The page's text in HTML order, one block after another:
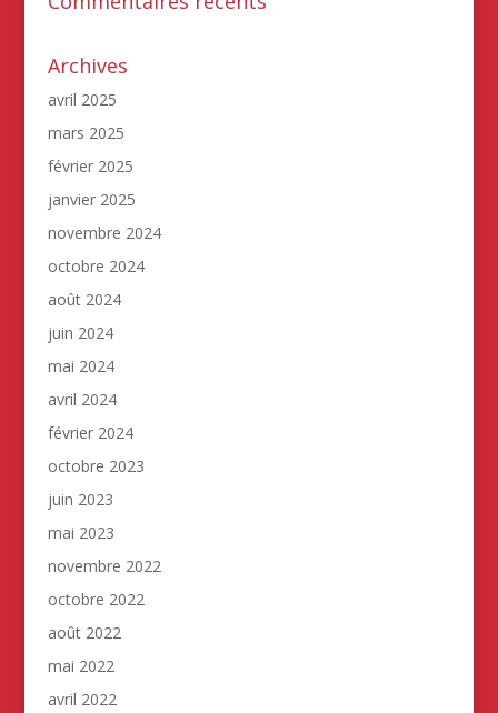
Archives
avril 2025
mars 2025
février 2025
janvier 2025
novembre 2024
octobre 2024
août 2024
juin 2024
mai 2024
avril 2024
février 2024
octobre 2023
juin 2023
mai 2023
novembre 2022
octobre 2022
août 2022
mai 2022
avril 2022